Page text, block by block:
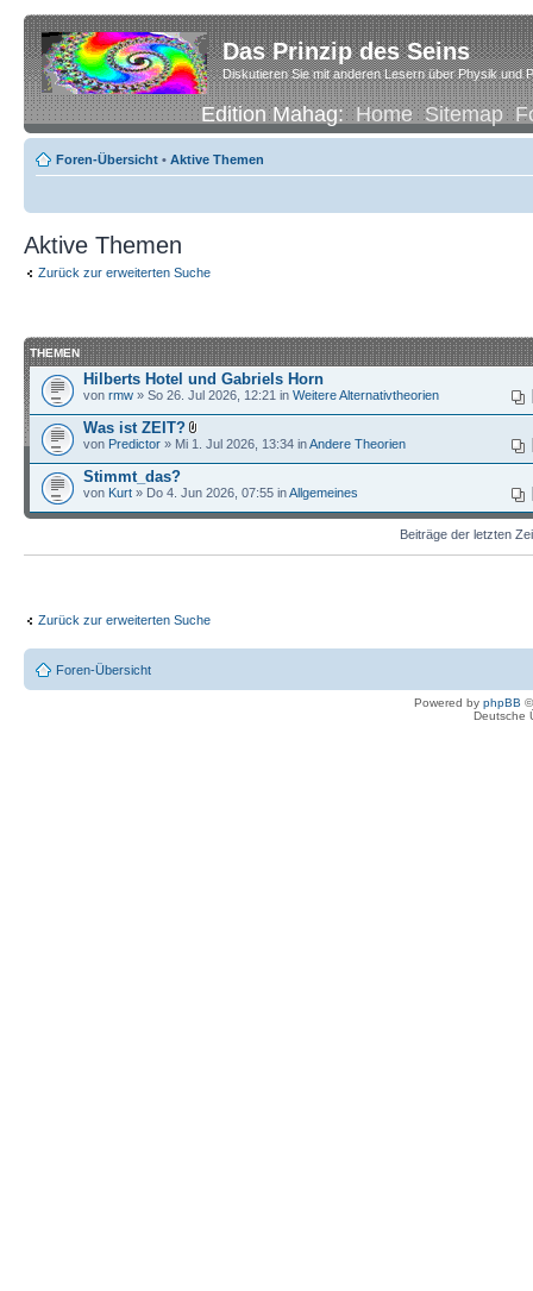
Das Prinzip des Seins
Diskutieren Sie mit anderen Lesern über Physik und
Edition Mahag:Home Sitemap
Foren-Übersicht • Aktive Themen
Aktive Themen
Zurück zur erweiterten Suche
THEMEN
Hilberts Hotel und Gabriels Horn
von rmw » So 26. Jul 2026, 12:21 in Weitere Alternativtheorien
Was ist ZEIT?
von Predictor » Mi 1. Jul 2026, 13:34 inAndere Theorien
Stimmt_das?
von Kurt » Do 4. Jun 2026, 07:55 inAllgemeines
Beiträge der letzten
Zurück zur erweiterten Suche
Foren-Übersicht
Powered by phpBB
Deutsche